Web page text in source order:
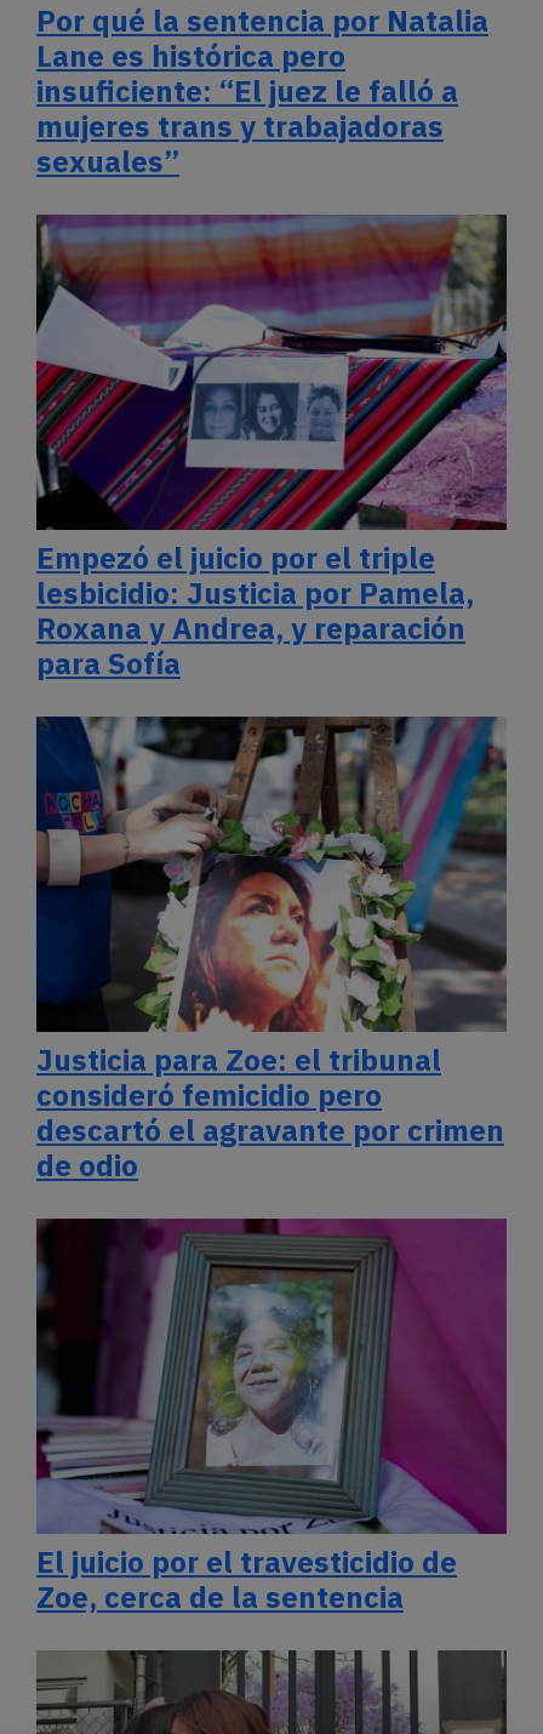
Por qué la sentencia por Natalia
Lane es histórica pero
insuficiente: “El juez le falló a
mujeres trans y trabajadoras
sexuales”
Empezó el juicio por el triple
lesbicidio: Justicia por Pamela,
Roxana y Andrea, y reparación
para Sofía
Justicia para Zoe: el tribunal
consideró femicidio pero
descartó el agravante por crimen
de odio
El juicio por el travesticidio de
Zoe, cerca de la sentencia